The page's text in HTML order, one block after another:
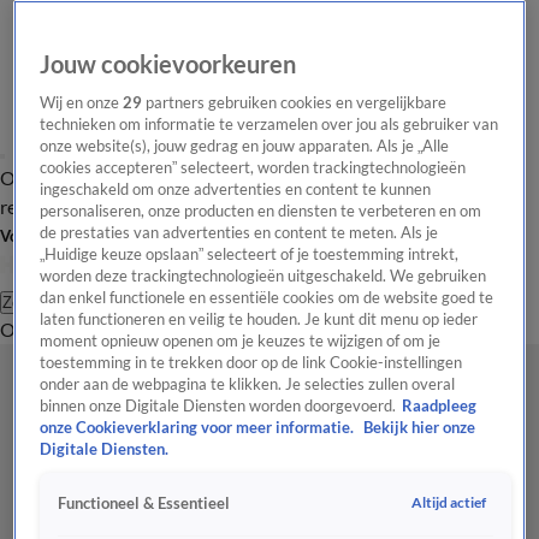
Overzicht Laatste nieuws Regionieuws Het beste van Hart
Tip de
redactie
Volg Hart van Nederland
Zoeken
OverzichtRegioUitzendingenWeerTip de redactiePanelVideo's
Jouw cookievoorkeuren
Wij en onze29 partners gebruiken cookies en vergelijkbare
technieken om informatie te verzamelen over jou als gebruiker van
onze website(s), jouw gedrag en jouw apparaten. Als je „Alle
cookies accepteren” selecteert, worden trackingtechnologieën
ingeschakeld om onze advertenties en content te kunnen
personaliseren, onze producten en diensten te verbeteren en om
de prestaties van advertenties en content te meten. Als je
„Huidige keuze opslaan” selecteert of je toestemming intrekt,
worden deze trackingtechnologieën uitgeschakeld. We gebruiken
dan enkel functionele en essentiële cookies om de website goed te
laten functioneren en veilig te houden. Je kunt dit menu op ieder
moment opnieuw openen om je keuzes te wijzigen of om je
toestemming in te trekken door op de link Cookie-instellingen
onder aan de webpagina te klikken. Je selecties zullen overal
binnen onze Digitale Diensten worden doorgevoerd. Raadpleeg
onze Cookieverklaring voor meer informatie.
Bekijk hier onze
Digitale Diensten.
Functioneel & Essentieel Altijd actief